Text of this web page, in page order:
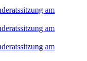
am
am
am